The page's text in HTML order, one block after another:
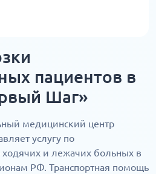
пациентов в
Шаг»
медицинский центр
услугу по
ходячих и лежачих больных в
РФ. Транспортная помощь